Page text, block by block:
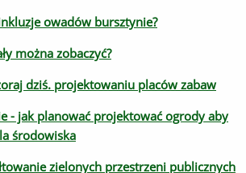
owadów bursztynie?
można zobaczyć?
dziś. projektowaniu placów zabaw
- jak planować projektować ogrody aby
środowiska
zielonych przestrzeni publicznych